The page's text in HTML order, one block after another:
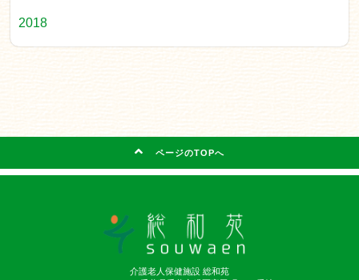
2018
ページのTOPへ
介護老人保健施設 総和苑